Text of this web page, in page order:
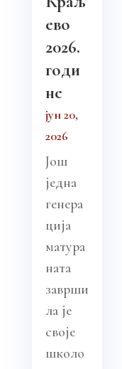
ево
2026.
годи
не
јун 20,
2026
Још
једна
генера
ција
матура
ната
заврши
ла је
своје
школо